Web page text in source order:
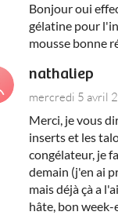
Bonjour oui
gélatine pour
mousse bonne
nathaliep
mercredi 5 avril
Merci, je vous
inserts et les
congélateur, je
demain (j'en ai
mais déjà çà a
hâte, bon week-